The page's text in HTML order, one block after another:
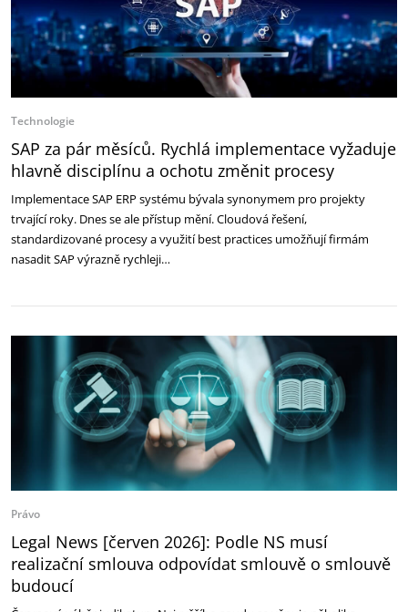
Technologie
SAP za pár měsíců. Rychlá implementace vyžaduje
hlavně disciplínu a ochotu změnit procesy
Implementace SAP ERP systému bývala synonymem pro projekty
trvající roky. Dnes se ale přístup mění. Cloudová řešení,
standardizované procesy a využití best practices umožňují firmám
nasadit SAP výrazně rychleji…
Právo
Legal News [červen 2026]: Podle NS musí
realizační smlouva odpovídat smlouvě o smlouvě
budoucí